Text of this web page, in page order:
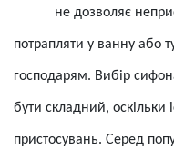
не дозволяє
потрапляти у ванну або
господарям. Вибір
бути складний, оскільки
пристосувань. Серед